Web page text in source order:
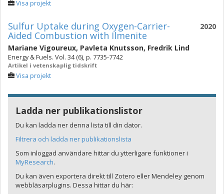
Visa projekt
2020
Sulfur Uptake during Oxygen-Carrier-
Aided Combustion with Ilmenite
Mariane Vigoureux, Pavleta Knutsson, Fredrik Lind
Energy & Fuels. Vol. 34 (6), p. 7735-7742
Artikel i vetenskaplig tidskrift
Visa projekt
Ladda ner publikationslistor
Du kan ladda ner denna lista till din dator.
Filtrera och ladda ner publikationslista
Som inloggad användare hittar du ytterligare funktioner i
MyResearch.
Du kan även exportera direkt till Zotero eller Mendeley genom
webbläsarplugins. Dessa hittar du här: